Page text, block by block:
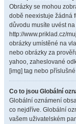
Obrázky se mohou
době neexistuje žádná
důvodu musíte uvést
http://www.priklad.cz/
obrázky umístěné na
nebo obrázky za
yahoo, zaheslované
[img] tag nebo
Co to jsou Globální
Globální oznámení
co nejdříve. Globální
vašem uživatelském